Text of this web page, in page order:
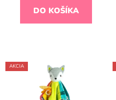
DO KOŠÍKA
AKCIA